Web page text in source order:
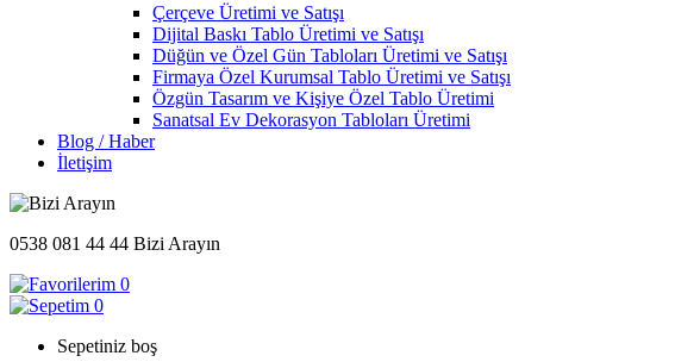
Çerçeve Üretimi ve Satışı
Dijital Baskı Tablo Üretimi ve Satışı
Düğün ve Özel Gün Tabloları Üretimi ve Satışı
Firmaya Özel Kurumsal Tablo Üretimi ve Satışı
Özgün Tasarım ve Kişiye Özel Tablo Üretimi
Sanatsal Ev Dekorasyon Tabloları Üretimi
Blog / Haber
İletişim
0538 081 44 44 Bizi Arayın
0
0
Sepetiniz boş